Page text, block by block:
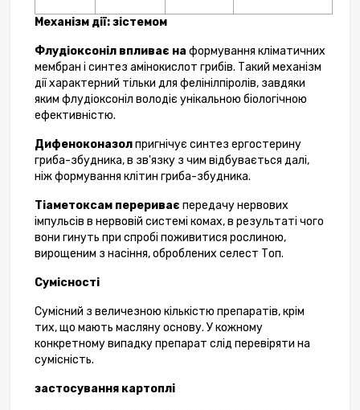
Механізм дії: зістемом
Флудіоксоніл впливає на формування кліматичних
мембран і синтез амінокислот грибів. Такий механізм
дії характерний тільки для фелінілпіролів, завдяки
яким флудіоксоніл володіє унікальною біологічною
ефективністю.
Дифеноконазолпригнічує синтез ергостерину
гриба-збудника, в зв'язку з чим відбувається далі,
ніж формування клітин гриба-збудника.
Тіаметоксам перериває передачу нервових
імпульсів в нервовій системі комах, в результаті чого
вони гинуть при спробі поживитися рослиною,
вирощеним з насіння, оброблених селест Топ.
Сумісності
Сумісний з величезною кількістю препаратів, крім
тих, що мають масляну основу. У кожному
конкретному випадку препарат слід перевіряти на
сумісність.
застосування картоплі